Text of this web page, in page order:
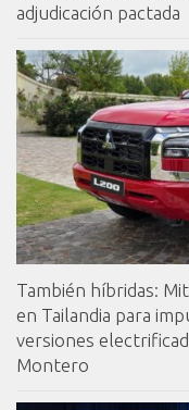
adjudicación pactada
También híbridas:
en Tailandia para
versiones
Montero